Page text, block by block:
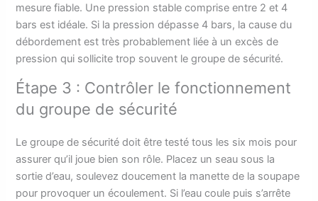
mesure fiable. Une pression stable comprise entre 2 et 4
bars est idéale. Si la pression dépasse 4 bars, la cause du
débordement est très probablement liée à un excès de
pression qui sollicite trop souvent le groupe de sécurité.
Étape 3 : Contrôler le fonctionnement
du groupe de sécurité
Le groupe de sécurité doit être testé tous les six mois pour
assurer qu’il joue bien son rôle. Placez un seau sous la
sortie d’eau, soulevez doucement la manette de la soupape
pour provoquer un écoulement. Si l’eau coule puis s’arrête